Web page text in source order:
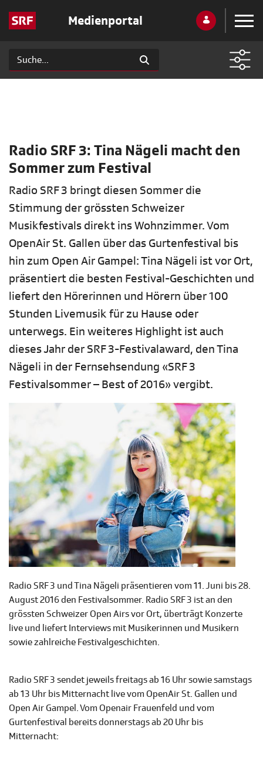
Medienportal
Radio SRF 3: Tina Nägeli macht den
Sommer zum Festival
Radio SRF 3 bringt diesen Sommer die
Stimmung der grössten Schweizer
Musikfestivals direkt ins Wohnzimmer. Vom
OpenAir St. Gallen über das Gurtenfestival bis
hin zum Open Air Gampel: Tina Nägeli ist vor Ort,
präsentiert die besten Festival-Geschichten und
liefert den Hörerinnen und Hörern über 100
Stunden Livemusik für zu Hause oder
unterwegs. Ein weiteres Highlight ist auch
dieses Jahr der SRF 3-Festivalaward, den Tina
Nägeli in der Fernsehsendung «SRF 3
Festivalsommer – Best of 2016» vergibt.
Radio SRF 3 und Tina Nägeli präsentieren vom 11. Juni bis 28.
August 2016 den Festivalsommer. Radio SRF 3 ist an den
grössten Schweizer Open Airs vor Ort, überträgt Konzerte
live und liefert Interviews mit Musikerinnen und Musikern
sowie zahlreiche Festivalgeschichten.
Radio SRF 3 sendet jeweils freitags ab 16 Uhr sowie samstags
ab 13 Uhr bis Mitternacht live vom OpenAir St. Gallen und
Open Air Gampel. Vom Openair Frauenfeld und vom
Gurtenfestival bereits donnerstags ab 20 Uhr bis
Mitternacht: